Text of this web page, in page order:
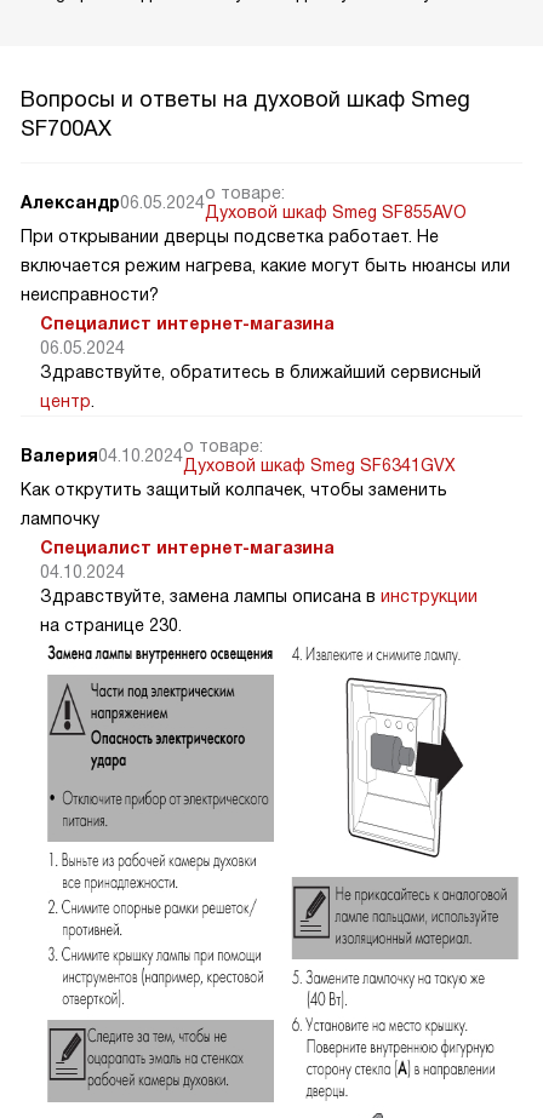
Вопросы и ответы на духовой шкаф Smeg
SF700AX
Александр06.05.2024о товаре:
Духовой шкаф Smeg SF855AVO
При открывании дверцы подсветка работает. Не
включается режим нагрева, какие могут быть нюансы или
неисправности?
Специалист интернет-магазина
06.05.2024
Здравствуйте, обратитесь в ближайший сервисный
центр
Валерия04.10.2024о товаре:
Духовой шкаф Smeg SF6341GVX
Как открутить защитый колпачек, чтобы заменить
лампочку
Специалист интернет-магазина
04.10.2024
Здравствуйте, замена лампы описана в инструкции
на странице 230.